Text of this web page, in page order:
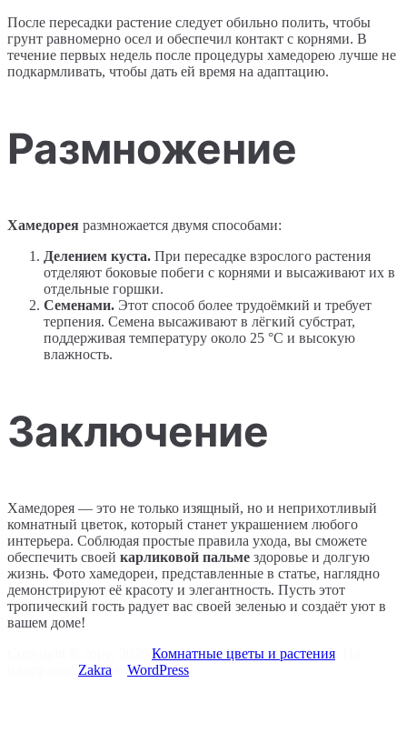
После пересадки растение следует обильно полить, чтобы
грунт равномерно осел и обеспечил контакт с корнями. В
течение первых недель после процедуры хамедорею лучше не
подкармливать, чтобы дать ей время на адаптацию.
Размножение
Хамедорея размножается двумя способами:
Делением куста. При пересадке взрослого растения
отделяют боковые побеги с корнями и высаживают их в
отдельные горшки.
Семенами. Этот способ более трудоёмкий и требует
терпения. Семена высаживают в лёгкий субстрат,
поддерживая температуру около 25 °C и высокую
влажность.
Заключение
Хамедорея — это не только изящный, но и неприхотливый
комнатный цветок, который станет украшением любого
интерьера. Соблюдая простые правила ухода, вы сможете
обеспечить своей карликовой пальме здоровье и долгую
жизнь. Фото хамедореи, представленные в статье, наглядно
демонстрируют её красоту и элегантность. Пусть этот
тропический гость радует вас своей зеленью и создаёт уют в
вашем доме!
Комнатные цветы и растения
Zakra WordPress